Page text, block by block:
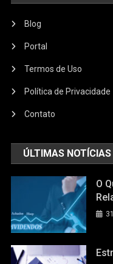
Blog
Portal
Termos de Uso
Política de Privacidade
Contato
ÚLTIMAS NOTÍCIAS
O